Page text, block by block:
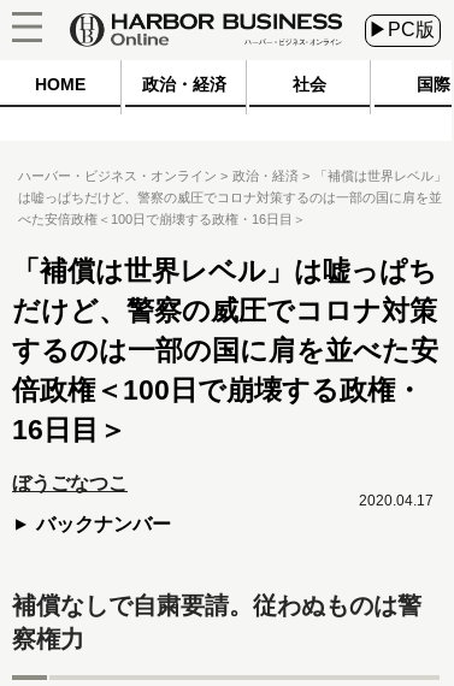
▶PC版
HOME 政治・経済 社会 国際
ハーバー・ビジネス・オンライン 政治・経済
「補償は世界レベル」
は嘘っぱちだけど、警察の威圧でコロナ対策するのは一部の国に肩を並
べた安倍政権＜100日で崩壊する政権・16日目＞
「補償は世界レベル」は嘘っぱち
だけど、警察の威圧でコロナ対策
するのは一部の国に肩を並べた安
倍政権＜100日で崩壊する政権・
16日目＞
ぼうごなつこ
バックナンバー
2020.04.17
補償なしで自粛要請。従わぬものは警
察権力